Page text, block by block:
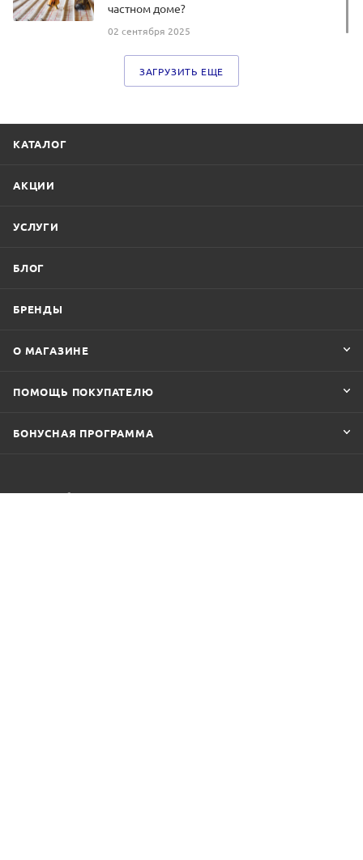
02 сентября 2025
частном доме?
ЗАГРУЗИТЬ ЕЩЕ
КАТАЛОГ
АКЦИИ
УСЛУГИ
БЛОГ
БРЕНДЫ
О МАГАЗИНЕ
ПОМОЩЬ ПОКУПАТЕЛЮ
БОНУСНАЯ ПРОГРАММА
8 3532 42 30 33 ЗАКАЗАТЬ ЗВОНОК